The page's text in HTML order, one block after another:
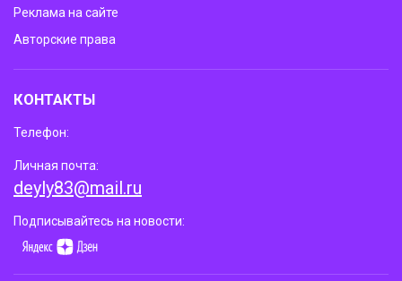
Реклама на сайте
Авторские права
КОНТАКТЫ
Телефон:
Личная почта:
deyly83@mail.ru
Подписывайтесь на новости: